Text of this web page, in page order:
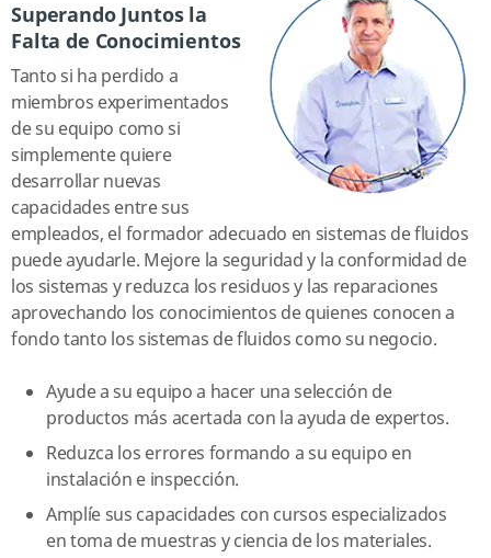
Superando Juntos la
Falta de Conocimientos
Tanto si ha perdido a
miembros experimentados
de su equipo como si
simplemente quiere
desarrollar nuevas
capacidades entre sus
empleados, el formador adecuado en sistemas de fluidos
puede ayudarle. Mejore la seguridad y la conformidad de
los sistemas y reduzca los residuos y las reparaciones
aprovechando los conocimientos de quienes conocen a
fondo tanto los sistemas de fluidos como su negocio.
Ayude a su equipo a hacer una selección de
productos más acertada con la ayuda de expertos.
Reduzca los errores formando a su equipo en
instalación e inspección.
Amplíe sus capacidades con cursos especializados
en toma de muestras y ciencia de los materiales.